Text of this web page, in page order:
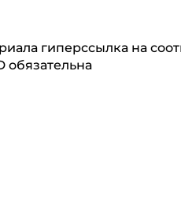
гиперссылка на
обязательна